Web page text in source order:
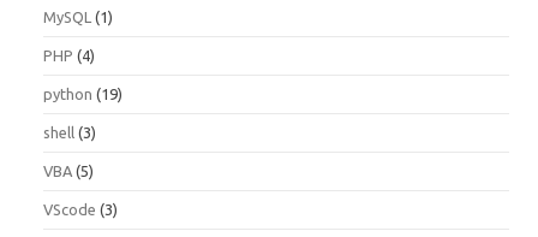
MySQL (1)
PHP (4)
python (19)
shell (3)
VBA (5)
VScode (3)